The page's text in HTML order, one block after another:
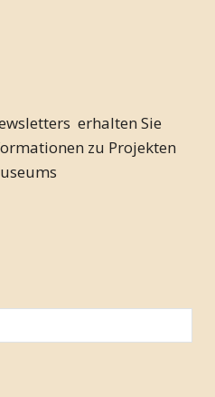
erhalten Sie
zu Projekten